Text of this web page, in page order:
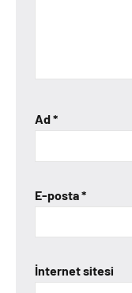
Ad*
E-posta*
İnternet sitesi